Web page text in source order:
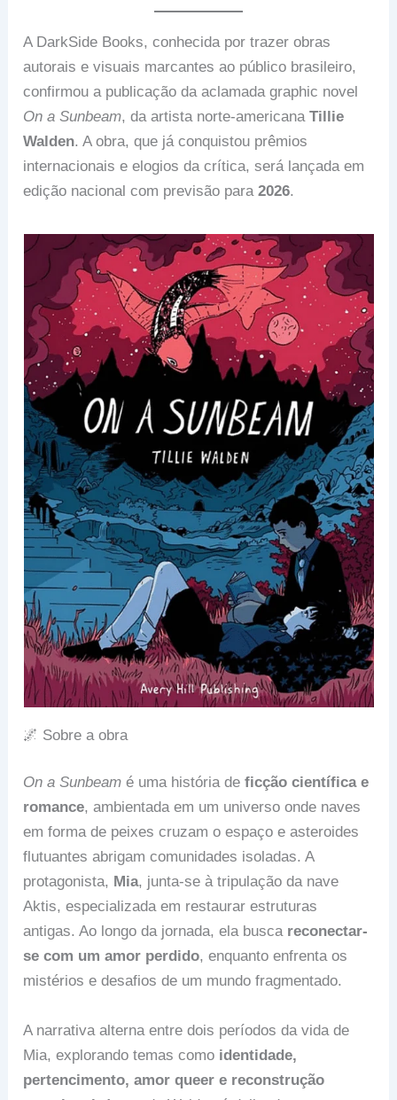
A DarkSide Books, conhecida por trazer obras
autorais e visuais marcantes ao público brasileiro,
confirmou a publicação da aclamada graphic novel
On a Sunbeam, da artista norte-americanaTillie
Walden. A obra, que já conquistou prêmios
internacionais e elogios da crítica, será lançada em
edição nacional com previsão para2026.
🌌 Sobre a obra
On a Sunbeam é uma história deficção científica e
romance, ambientada em um universo onde naves
em forma de peixes cruzam o espaço e asteroides
flutuantes abrigam comunidades isoladas. A
protagonista, Mia, junta-se à tripulação da nave
Aktis, especializada em restaurar estruturas
antigas. Ao longo da jornada, ela busca reconectar-
se com um amor perdido, enquanto enfrenta os
mistérios e desafios de um mundo fragmentado.
A narrativa alterna entre dois períodos da vida de
Mia, explorando temas como identidade,
pertencimento, amor queer e reconstrução